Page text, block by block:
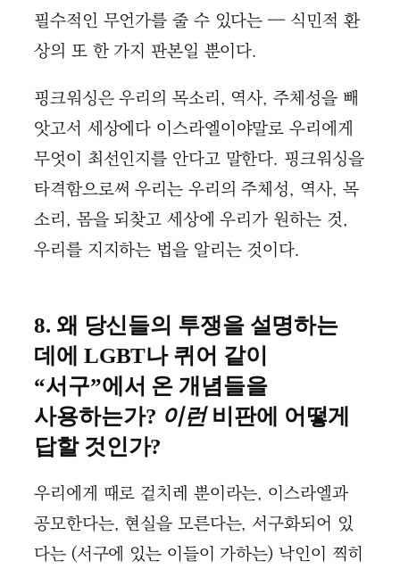
필수적인 무언가를 줄 수 있다는 — 식민적 환
상의 또 한 가지 판본일 뿐이다.
핑크워싱은 우리의 목소리, 역사, 주체성을 빼
앗고서 세상에다 이스라엘이야말로 우리에게
무엇이 최선인지를 안다고 말한다. 핑크워싱을
타격함으로써 우리는 우리의 주체성, 역사, 목
소리, 몸을 되찾고 세상에 우리가 원하는 것,
우리를 지지하는 법을 알리는 것이다.
8. 왜 당신들의 투쟁을 설명하는
데에 LGBT나 퀴어 같이
“서구”에서 온 개념들을
사용하는가? 이런비판에 어떻게
답할 것인가?
우리에게 때로 겉치레 뿐이라는, 이스라엘과
공모한다는, 현실을 모른다는, 서구화되어 있
다는 (서구에 있는 이들이 가하는) 낙인이 찍히